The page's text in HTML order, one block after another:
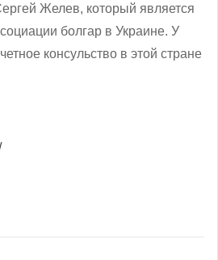
Желев, который является
болгар в Украине. У
консульство в этой стране